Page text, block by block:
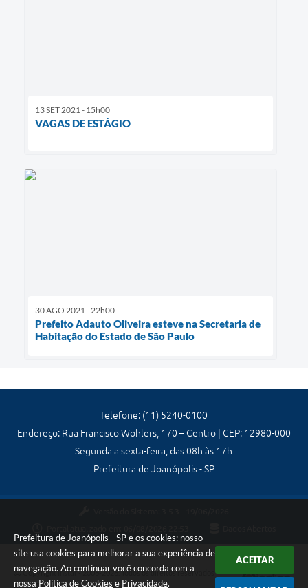
Prefeitura de Joanópolis - SP e os cookies: nosso
site usa cookies para melhorar a sua experiência de
navegação. Ao continuar você concorda com a
nossa Política de Cookies e Privacidade.
ACEITAR
13 SET 2021 - 15h00
VAGAS DE ESTÁGIO
30 AGO 2021 - 22h00
Prefeito Adauto Oliveira esteve na Secretaria de
Habitação do Estado de São Paulo
Telefone: (11) 5240-0100
Endereço: Rua Francisco Wohlers, 170 – Centro | CEP: 12980-000
Segunda a sexta-feira, das 08h às 17h
Prefeitura de Joanópolis - SP
Copyright Instar - 2006-2026. Todos os direitos reservados -
Instar Tecnologia